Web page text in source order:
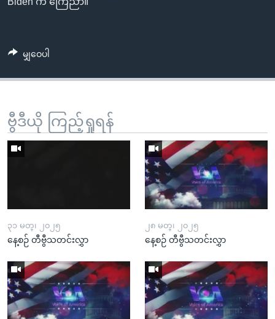
နေရာ
ရန်
မျှဝေပါ
ဗွီဒီယို ကြည့်ရှုရန်
၃၁ မတ္၊ ၂၀၂၅
နေ့စဉ် တီဗွီသတင်းလွှာ
၂၈ မတ္၊ ၂၀၂၅
နေ့စဉ် တီဗွီသတင်းလွှာ